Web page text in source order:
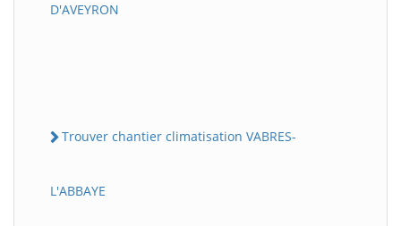
D'AVEYRON
Trouver chantier climatisation VABRES-
L'ABBAYE